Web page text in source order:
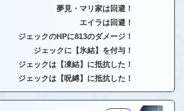
夢見・マリ家は回避！
エイラは回避！
ジェックのHPに813のダメージ！
ジェックに【氷結】を付与！
ジェックは【凍結】に抵抗した！
ジェックは【呪縛】に抵抗した！